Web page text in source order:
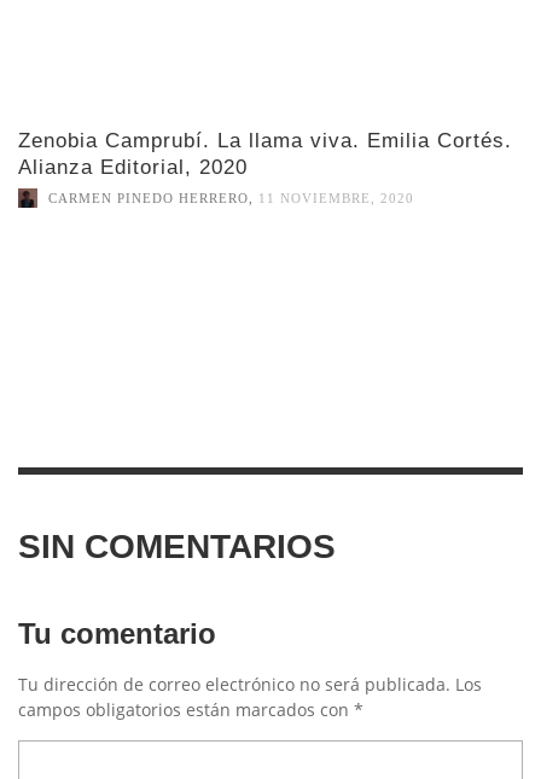
Zenobia Camprubí. La llama viva. Emilia Cortés.
Alianza Editorial, 2020
CARMEN PINEDO HERRERO 11 NOVIEMBRE, 2020
SIN COMENTARIOS
Tu comentario
Tu dirección de correo electrónico no será publicada. Los
campos obligatorios están marcados con *